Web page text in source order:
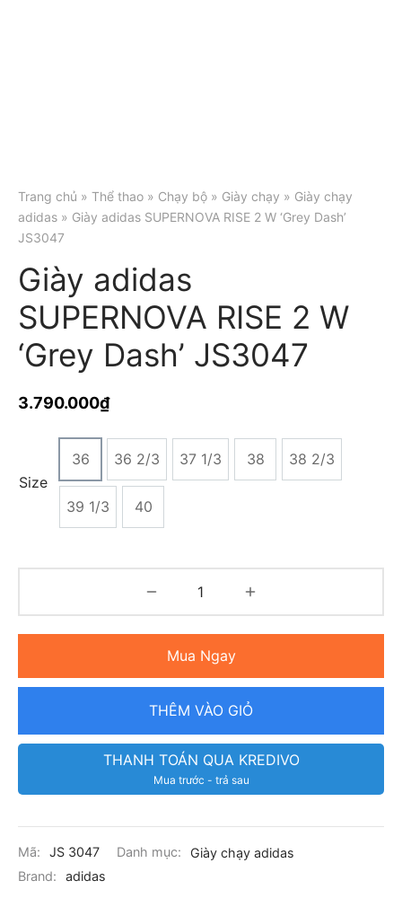
Trang chủ » Thể thao » Chạy bộ » Giày chạy » Giày chạy
adidas » Giày adidas SUPERNOVA RISE 2 W ‘Grey Dash’
JS3047
Giày adidas
SUPERNOVA RISE 2 W
‘Grey Dash’ JS3047
3.790.000₫
Size
36 36 2/3 37 1/3 38 38 2/3
39 1/3 40
Mua Ngay
THÊM VÀO GIỎ
THANH TOÁN QUA KREDIVO
Mua trước - trả sau
Mã: JS 3047 Danh mục:
Giày chạy adidas
Brand:
adidas